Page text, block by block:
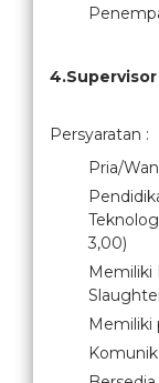
Persyaratan :
Pria/
3,00)
Memiliki
Memiliki